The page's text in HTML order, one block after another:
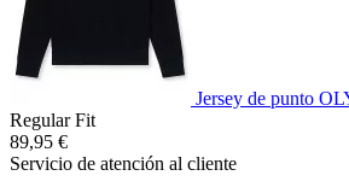
Jersey de punto
Regular Fit
89,95 €
Servicio de atención al cliente